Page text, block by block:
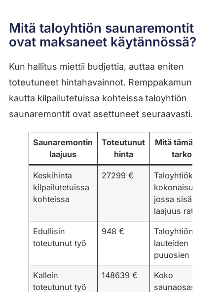
Mitä taloyhtiön saunaremontit
ovat maksaneet käytännössä?
Kun hallitus miettii budjettia, auttaa eniten
toteutuneet hintahavainnot. Remppakamun
kautta kilpailutetuissa kohteissa taloyhtiön
saunaremontit ovat asettuneet seuraavasti.
Saunaremontin
laajuus
Toteutunut
hinta
Mitä tämä
tarkoittaa
Keskihinta
kilpailutetuissa
kohteissa
27299 €
kokonaisuus,
jossa sisältö ja
laajuus
Edullisin
toteutunut työ
948 €
Taloyhtiön
lauteiden
puuosien uusinta
Kallein
toteutunut työ
148639 €
Koko
saunaosaston